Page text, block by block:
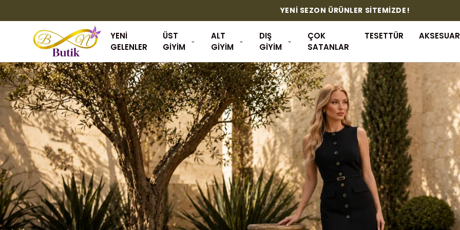
YENİ SEZON ÜRÜNLER SİTEMİZDE!
YENİ
GELENLER
ÜST
GİYİM
ALT
GİYİM
DIŞ
GİYİM
ÇOK
SATANLAR
TESETTÜR AKSESUAR